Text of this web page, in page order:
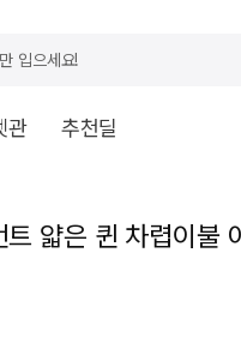
입으세요!
관 추천딜
얇은 퀸 차렵이불